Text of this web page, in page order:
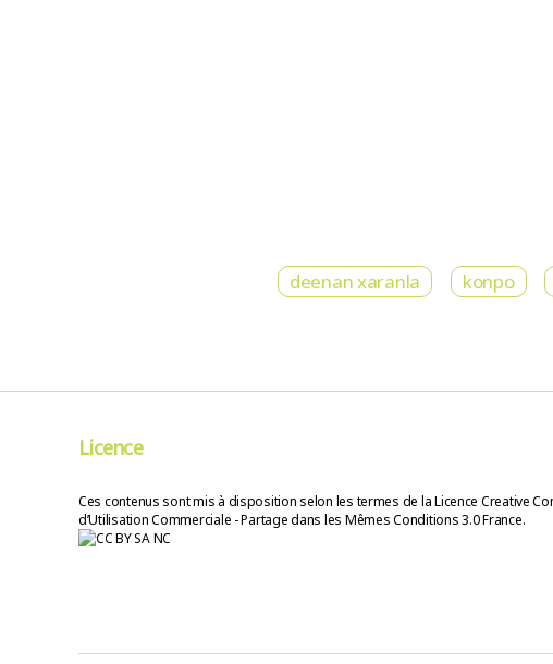
deenan xaranla konpo
Licence
Ces contenus sont mis à disposition selon les termes de la Licence Creative
d’Utilisation Commerciale - Partage dans les Mêmes Conditions 3.0 France.